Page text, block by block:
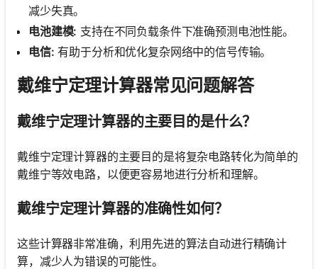
减少失真。
电池建模: 支持在不同负载条件下准确预测电池性能。
电信: 有助于分析和优化复杂网络中的信号传输。
戴维宁定理计算器常见问题解答
戴维宁定理计算器的主要目的是什么？
戴维宁定理计算器的主要目的是将复杂电路转化为简单的
戴维宁等效电路，以便更容易地进行分析和理解。
戴维宁定理计算器的准确性如何？
这些计算器非常准确，利用先进的算法自动进行精确计
算，减少人为错误的可能性。